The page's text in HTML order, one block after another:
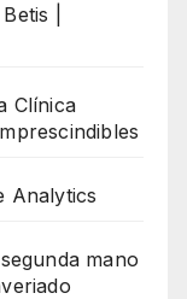
|
Clínica
Analytics
mano